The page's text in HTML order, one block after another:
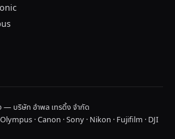
บริษัท อำพล เทรดิ้ง จำกัด
· Canon · Sony · Nikon · Fujifilm · DJI